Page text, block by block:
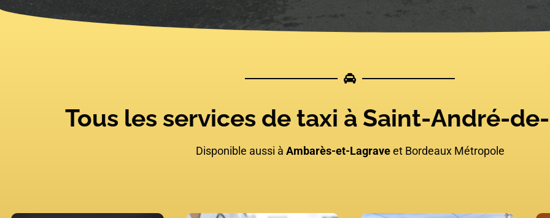
Tous les services de taxi à Saint-André-
Disponible aussi à Ambarès-et-Lagraveet Bordeaux Métropole